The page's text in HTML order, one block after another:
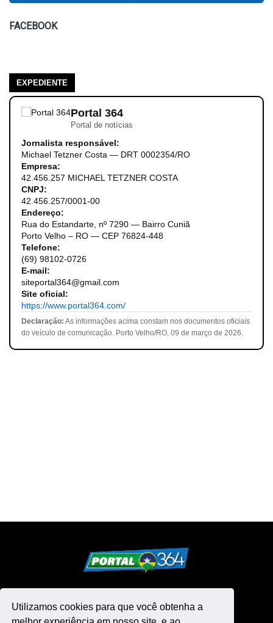
Utilizamos cookies para que você obtenha a
FACEBOOK
EXPEDIENTE
Portal 364
Portal de notícias
Jornalista responsável:
Michael Tetzner Costa — DRT 0002354/RO
Empresa:
42.456.257 MICHAEL TETZNER COSTA
CNPJ:
42.456.257/0001-00
Endereço:
Rua do Estandarte, nº 7290 — Bairro Cuniã
Porto Velho – RO — CEP 76824-448
Telefone:
(69) 98102-0726
E-mail:
siteportal364@gmail.com
Site oficial:
https://www.portal364.com/
Declaração: As informações acima constam nos documentos oficiais
do veículo de comunicação. Porto Velho/RO, 09 de março de 2026.